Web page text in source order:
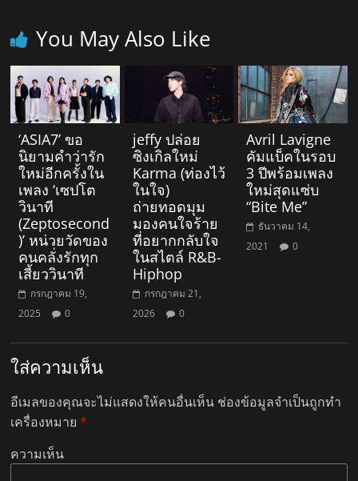
You May Also Like
‘ASIA7’ ขอ
นิยามคำว่ารัก
ใหม่อีกครั้งใน
เพลง ‘เซปโต
วินาที
(Zeptosecond
)’ หน่วยวัดของ
คนคลั่งรักทุก
เสี้ยววินาที
กรกฎาคม 19,
2025
0
jeffy ปล่อย
ซิงเกิลใหม่
Karma (ท่องไว้
ในใจ)
ถ่ายทอดมุม
มองคนใจร้าย
ที่อยากกลับใจ
ในสไตล์ R&B-
Hiphop
กรกฎาคม 21,
2026
0
Avril Lavigne
คัมแบ็คในรอบ
3 ปีพร้อมเพลง
ใหม่สุดแซ่บ
“Bite Me”
ธันวาคม 14,
2021
0
ใส่ความเห็น
อีเมลของคุณจะไม่แสดงให้คนอื่นเห็น ช่องข้อมูลจำเป็นถูกทำ
เครื่องหมาย*
ความเห็น